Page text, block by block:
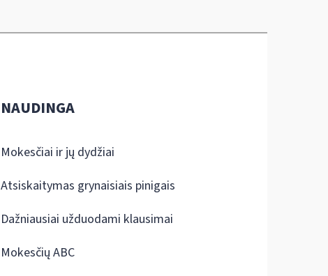
NAUDINGA
Mokesčiai ir jų dydžiai
Atsiskaitymas grynaisiais pinigais
Dažniausiai užduodami klausimai
Mokesčių ABC